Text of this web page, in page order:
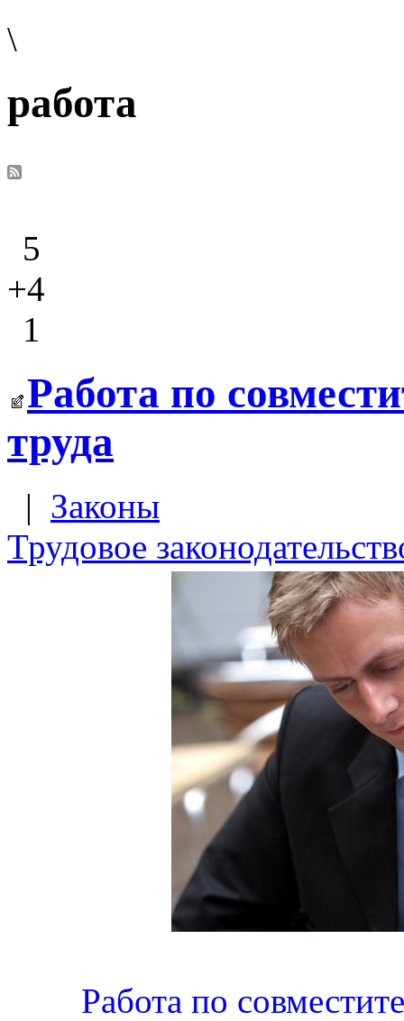
\
работа
5
+4
1
Работа по
труда
| Законы
Трудовое
Работа по